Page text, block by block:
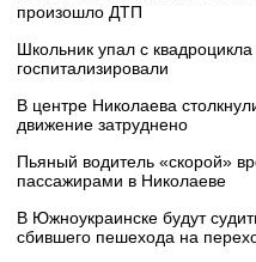
произошло ДТП
Школьник упал с
госпитализировали
В центре Николаева
движение затруднено
Пьяный водитель «скорой»
пассажирами в Николаеве
В Южноукраинске будут
сбившего пешехода на